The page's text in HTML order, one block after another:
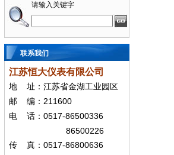
请输入关键字
联系我们
江苏恒大仪表有限公司
地
址：江苏省金湖工业园区
邮
编： 211600
电 话： 0517-86500336
86500226
传 真： 0517-86800636